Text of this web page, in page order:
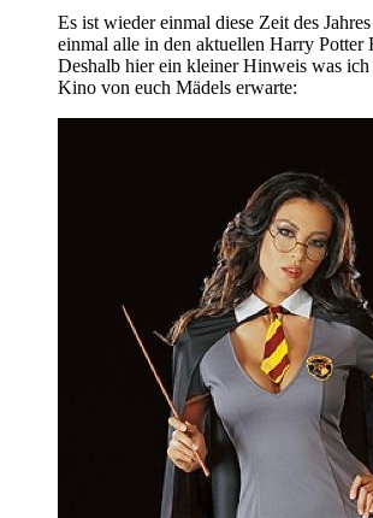
Es ist wieder einmal diese Zeit des
einmal alle in den aktuellen Harry Potter
Deshalb hier ein kleiner Hinweis was
Kino von euch Mädels erwarte: